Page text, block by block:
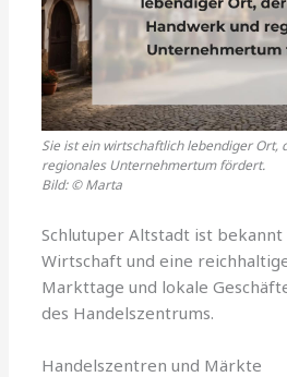
Sie ist ein wirtschaftlich lebendiger Ort,
regionales Unternehmertum fördert.
Bild: © Marta
Schlutuper Altstadt ist
Wirtschaft und eine
Markttage und lokale
des Handelszentrums.
Handelszentren und Märkte